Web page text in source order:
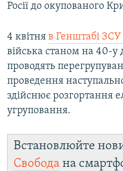
Росії до окупованого
4 квітня в Генштабі
війська станом на 40-у
проводять
проведення
здійснює розгортання
угруповання.
Встановлюйте
Свобода на